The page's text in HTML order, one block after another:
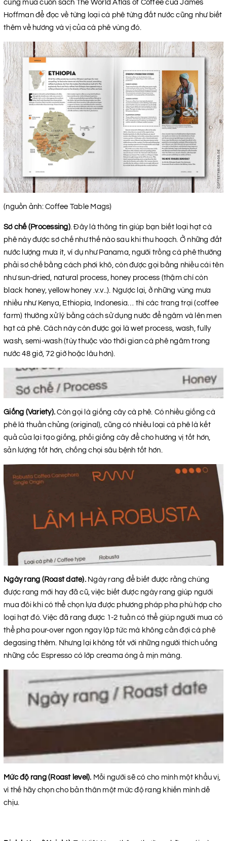
cũng mua cuốn sách The World Atlas of Coffee của James
Hoffman để đọc về từng loại cà phê từng đất nước cũng như biết
thêm về hương và vị của cà phê vùng đó.
(nguồn ảnh: Coffee Table Mags)
Sơ chế (Processing). Đây là thông tin giúp bạn biết loại hạt cà
phê này được sơ chế như thế nào sau khi thu hoạch. Ở những đất
nước lượng mưa ít, ví dụ như Panama, người trồng cà phê thường
phải sơ chế bằng cách phơi khô, còn được gọi bằng nhiều cái tên
như sun-dried, natural process, honey process (thậm chí còn
black honey, yellow honey .v.v..). Ngược lại, ở những vùng mưa
nhiều như Kenya, Ethiopia, Indonesia… thì các trang trại (coffee
farm) thường xử lý bằng cách sử dụng nước để ngâm và lên men
hạt cà phê. Cách này còn được gọi là wet process, wash, fully
wash, semi-wash (tùy thuộc vào thời gian cà phê ngâm trong
nước 48 giờ, 72 giờ hoặc lâu hơn).
Giống (Variety). Còn gọi là giống cây cà phê. Có nhiều giống cà
phê là thuần chủng (original), cũng có nhiều loại cà phê là kết
quả của lại tạo giống, phối giống cây để cho hương vị tốt hơn,
sản lượng tốt hơn, chống chọi sâu bệnh tốt hơn.
Ngày rang (Roast date). Ngày rang để biết được rằng chúng
được rang mới hay đã cũ, việc biết được ngày rang giúp người
mua đôi khi có thể chọn lựa được phương pháp pha phù hợp cho
loại hạt đó. Việc đã rang được 1-2 tuần có thể giúp người mua có
thể pha pour-over ngon ngay lập tức mà không cần đợi cà phê
degasing thêm. Nhưng lại không tốt với những người thích uống
những cốc Espresso có lớp creama óng ả mịn màng.
Mức độ rang (Roast level). Mỗi người sẽ có cho mình một khẩu vị,
vì thế hãy chọn cho bản thân một mức độ rang khiến mình dễ
chịu.